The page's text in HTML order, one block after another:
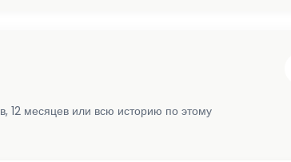
12 месяцев или всю историю по этому